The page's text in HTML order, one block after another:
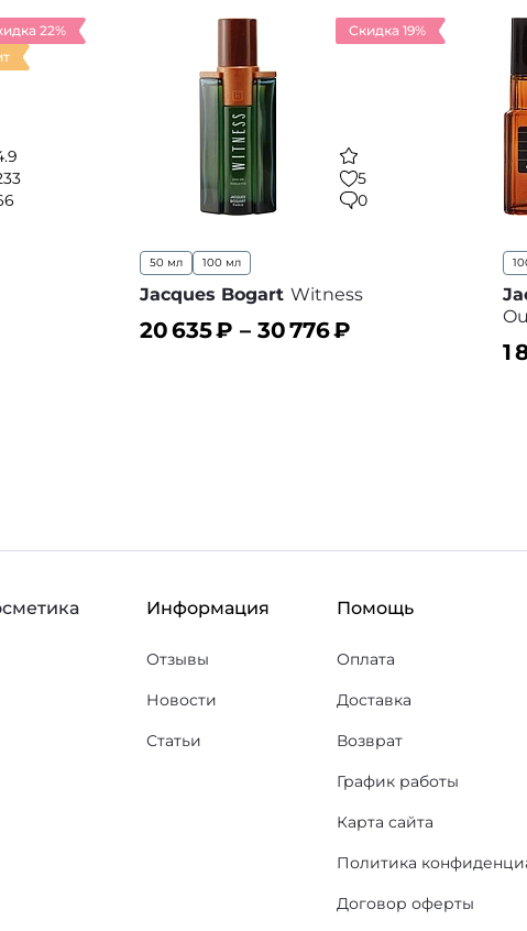
22%
Скидка 19%
5
0
50 мл 100 мл
Jacques Bogart Witness
20 635₽ – 30 776₽
1
Информация
Отзывы
Новости
Статьи
Помощь
Оплата
Доставка
Возврат
График работы
Карта сайта
Политика
Договор оферты